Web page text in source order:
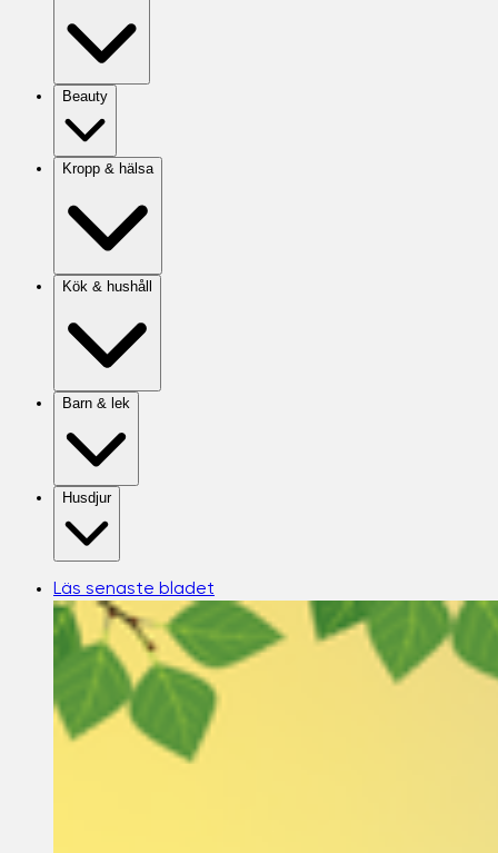
Beauty
Kropp & hälsa
Kök & hushåll
Barn & lek
Husdjur
Läs senaste bladet